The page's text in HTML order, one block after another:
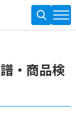
・商品検